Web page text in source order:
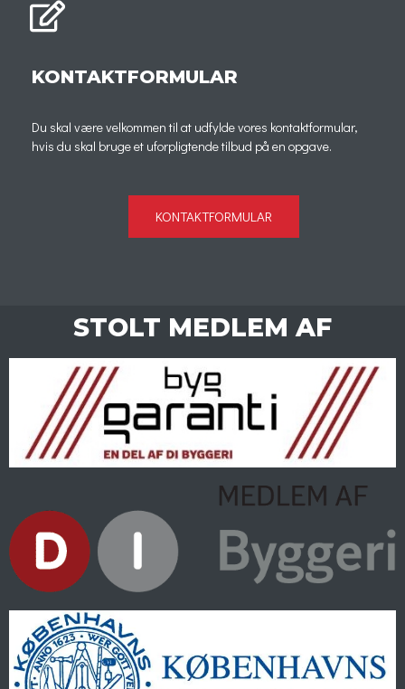
KONTAKTFORMULAR
Du skal være velkommen til at udfylde vores kontaktformular,
hvis du skal bruge et uforpligtende tilbud på en opgave.
KONTAKTFORMULAR
STOLT MEDLEM AF